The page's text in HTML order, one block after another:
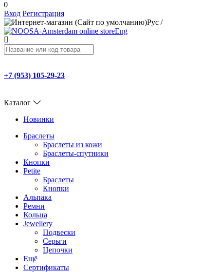
0
Вход Регистрация
Рус /
Eng
+7 (953) 105-29-23
Каталог
Новинки
Браслеты
Браслеты из кожи
Браслеты-спутники
Кнопки
Petite
Браслеты
Кнопки
Альпака
Ремни
Кольца
Jewellery
Подвески
Серьги
Цепочки
Ещё
Сертификаты